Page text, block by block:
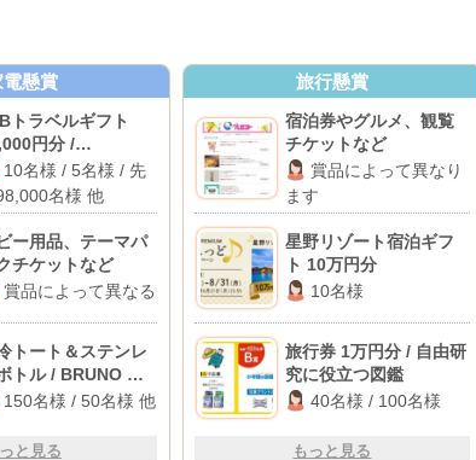
電懸賞
トラベルギフト
円分 /
The
Black / デジタ
イント 最大100円
10名様 / 5名様 / 先
名様 他
ー用品、テーマパ
チケットなど
賞品によって異なる
トート＆ステンレ
トル / BRUNO デ
ー圧力クッカー 他
150名様 / 50名様 他
と見る
旅行懸賞
宿泊券やグルメ、観覧
チケットなど
賞品によって異なり
ます
星野リゾート宿泊ギフ
ト 10万円分
10名様
旅行券 1万円分 / 自由研
究に役立つ図鑑
40名様 / 100名様
もっと見る